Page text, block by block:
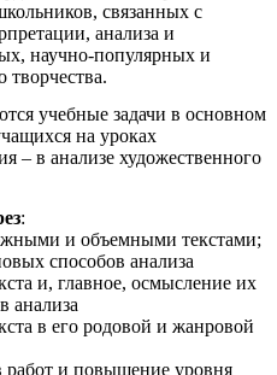
связанных с
анализа и
научно-популярных и
творчества.
учебные задачи в основном
на уроках
– в анализе художественного
:
и объемными текстами;
способов анализа
и, главное, осмысление их
анализа
в его родовой и жанровой
работ и повышение уровня